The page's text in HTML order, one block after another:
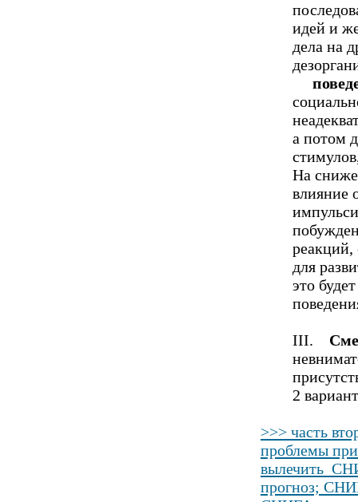
идей и
дела на
а потом
На
влияние
реакций,
для
это
III.
2
>>> часть
проблемы
вылечить
прогноз;